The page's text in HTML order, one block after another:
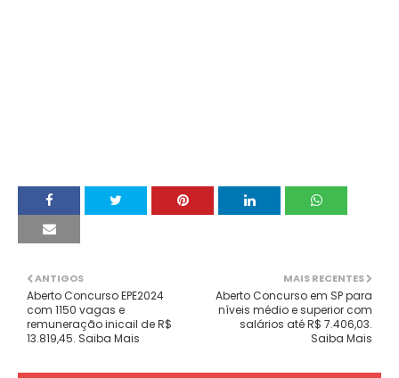
MAIS RECENTES
Aberto Concurso em SP para
níveis médio e superior com
salários até R$ 7.406,03.
Saiba Mais
ANTIGOS
Aberto Concurso EPE2024
com 1150 vagas e
remuneração inicail de R$
13.819,45. Saiba Mais